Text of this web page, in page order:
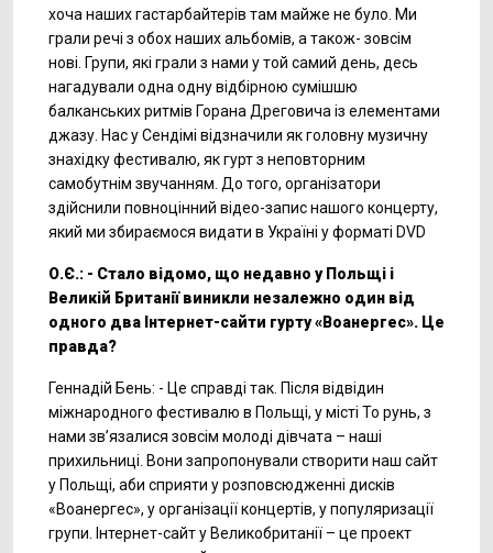
хоча наших гастарбайтерів там майже не було. Ми
грали речі з обох наших альбомів, а також- зовсім
нові. Групи, які грали з нами у той самий день, десь
нагадували одна одну відбірною сумішшю
балканських ритмів Горана Дреговича із елементами
джазу. Нас у Сендімі відзначили як головну музичну
знахідку фестивалю, як гурт з неповторним
самобутнім звучанням. До того, організатори
здійснили повноцінний відео-запис нашого концерту,
який ми збираємося видати в Україні у форматі DVD
О.Є.: - Стало відомо, що недавно у Польщі і
Великій Британії виникли незалежно один від
одного два Інтернет-сайти гурту «Воанергес». Це
правда?
Геннадій Бень: - Це справді так. Після відвідин
міжнародного фестивалю в Польщі, у місті То рунь, з
нами зв’язалися зовсім молоді дівчата – наші
прихильниці. Вони запропонували створити наш сайт
у Польщі, аби сприяти у розповсюдженні дисків
«Воанергес», у організації концертів, у популяризації
групи. Інтернет-сайт у Великобританії – це проект